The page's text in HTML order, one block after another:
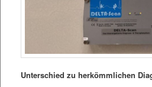
Unterschied zu herkömmlichen